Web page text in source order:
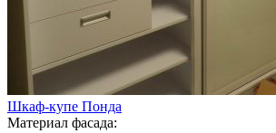
Шкаф-купе Понда
Материал фасада: